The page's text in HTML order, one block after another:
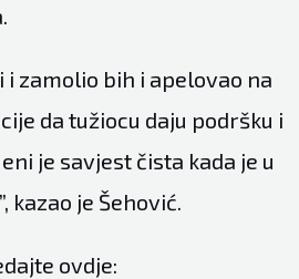
i zamolio bih i apelovao na
da tužiocu daju podršku i
je savjest čista kada je u
kazao je Šehović.
ovdje: